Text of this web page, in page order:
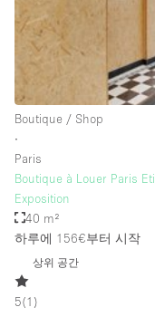
Rooftop / Terrace
Security System
Smoking Area
Sound & Video
Stock Room
Street Level
Stunning View
Terrace
Boutique / Shop
∙
Paris
Boutique à Louer Paris
Exposition
40 m²
하루에 156€부터 시작
상위 공간
5(1 )